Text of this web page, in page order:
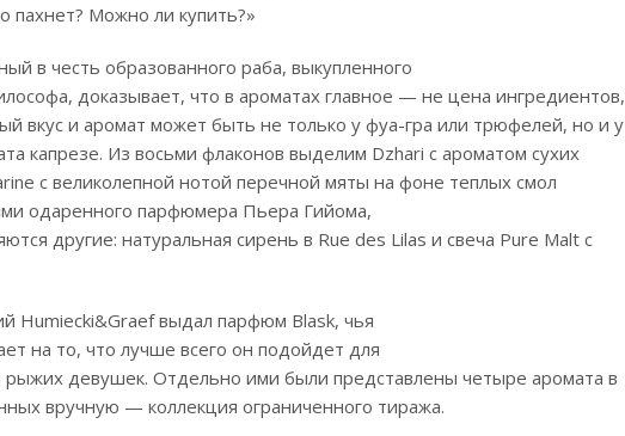
пахнет? Можно ли купить?»
в честь образованного раба, выкупленного
доказывает, что в ароматах главное — не цена ингредиентов,
вкус и аромат может быть не только у фуа-гра или трюфелей, но и у
капрезе. Из восьми флаконов выделим Dzhari с ароматом сухих
с великолепной нотой перечной мяты на фоне теплых смол
одаренного парфюмера Пьера Гийома,
другие: натуральная сирень в Rue des Lilas и свеча Pure Malt с
Humiecki&Graef выдал парфюм Blask, чья
на то, что лучше всего он подойдет для
девушек. Отдельно ими были представлены четыре аромата в
вручную — коллекция ограниченного тиража.